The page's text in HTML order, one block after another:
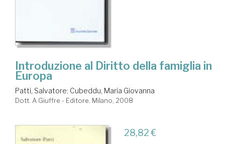
Introduzione al Diritto della famiglia in
Europa
Patti, Salvatore; Cubeddu, Maria Giovanna
Dott. A Giuffre - Editore. Milano, 2008
28,82 €